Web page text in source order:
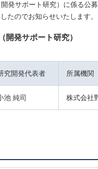
発サポート研究）に係る公
たのでお知らせいたします。
発サポート研究）
究開発代表者 所属機関
池 純司 株式会社